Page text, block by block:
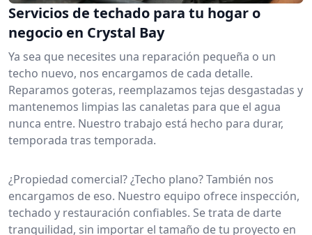
Servicios de techado para tu hogar o
negocio en Crystal Bay
Ya sea que necesites una reparación pequeña o un
techo nuevo, nos encargamos de cada detalle.
Reparamos goteras, reemplazamos tejas desgastadas y
mantenemos limpias las canaletas para que el agua
nunca entre. Nuestro trabajo está hecho para durar,
temporada tras temporada.
¿Propiedad comercial? ¿Techo plano? También nos
encargamos de eso. Nuestro equipo ofrece inspección,
techado y restauración confiables. Se trata de darte
tranquilidad, sin importar el tamaño de tu proyecto en